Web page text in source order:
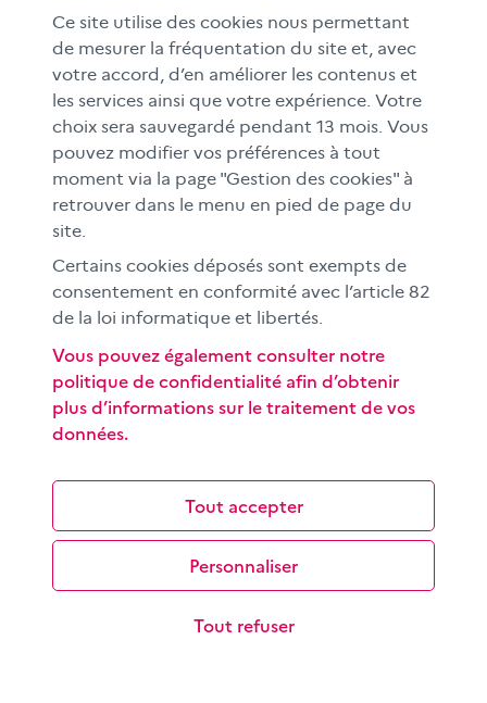
FORMATION
RESSOURCES
MÉDIAS SCOLAIRES
FAMILLES
Le CLEMI
En académies
À l'international
Nos partenaires
Espace presse
Si vous souhaitez vous abonner gratuitement à la lettre
d'information mensuelle du CLEMI, cliquez
sur les réseaux sociaux
Ce site utilise des cookies nous permettant
de mesurer la fréquentation du site et, avec
votre accord, d’en améliorer les contenus et
les services ainsi que votre expérience. Votre
choix sera sauvegardé pendant 13 mois. Vous
pouvez modifier vos préférences à tout
moment via la page "Gestion des cookies" à
retrouver dans le menu en pied de page du
site.
Certains cookies déposés sont exempts de
consentement en conformité avec l’article 82
de la loi informatique et libertés.
Tout accepter
Tout refuser
Personnaliser
Vous pouvez également consulter notre
politique de confidentialité afin d’obtenir
plus d’informations sur le traitement de vos
données.